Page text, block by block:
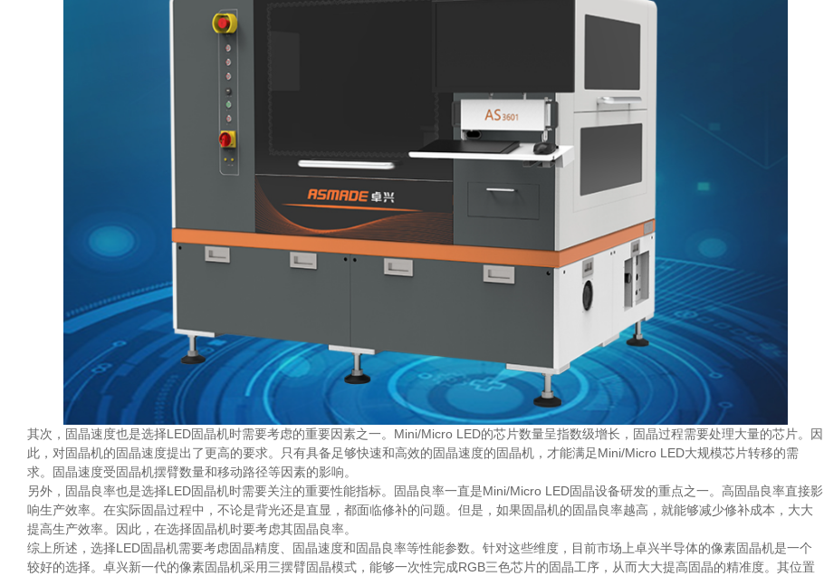
其次，固晶速度也是选择LED固晶机时需要考虑的重要因素之一。Mini/Micro LED的芯片数量呈指数级增长，固晶过程需要处理大量的芯片。因
此，对固晶机的固晶速度提出了更高的要求。只有具备足够快速和高效的固晶速度的固晶机，才能满足Mini/Micro LED大规模芯片转移的需
求。固晶速度受固晶机摆臂数量和移动路径等因素的影响。
另外，固晶良率也是选择LED固晶机时需要关注的重要性能指标。固晶良率一直是Mini/Micro LED固晶设备研发的重点之一。高固晶良率直接影
响生产效率。在实际固晶过程中，不论是背光还是直显，都面临修补的问题。但是，如果固晶机的固晶良率越高，就能够减少修补成本，大大
提高生产效率。因此，在选择固晶机时要考虑其固晶良率。
综上所述，选择LED固晶机需要考虑固晶精度、固晶速度和固晶良率等性能参数。针对这些维度，目前市场上卓兴半导体的像素固晶机是一个
较好的选择。卓兴新一代的像素固晶机采用三摆臂固晶模式，能够一次性完成RGB三色芯片的固晶工序，从而大大提高固晶的精准度。其位置